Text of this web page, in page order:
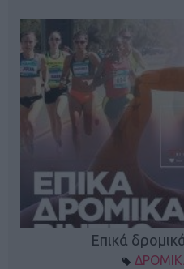
Επικά